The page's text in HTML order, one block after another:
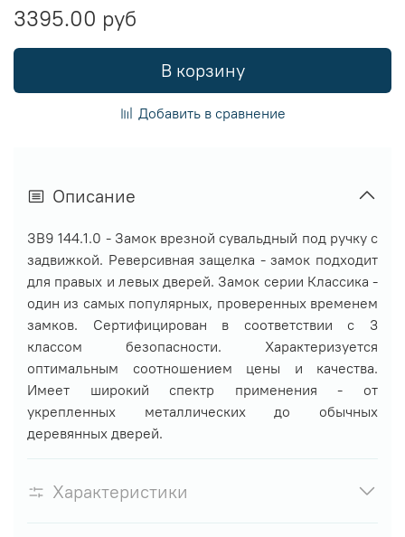
3395.00 руб
В корзину
Добавить в сравнение
Описание
ЗВ9 144.1.0 - Замок врезной сувальдный под ручку с
задвижкой. Реверсивная защелка - замок подходит
для правых и левых дверей. Замок серии Классика -
один из самых популярных, проверенных временем
замков. Сертифицирован в соответствии с 3
классом безопасности. Характеризуется
оптимальным соотношением цены и качества.
Имеет широкий спектр применения - от
укрепленных металлических до обычных
деревянных дверей.
Характеристики